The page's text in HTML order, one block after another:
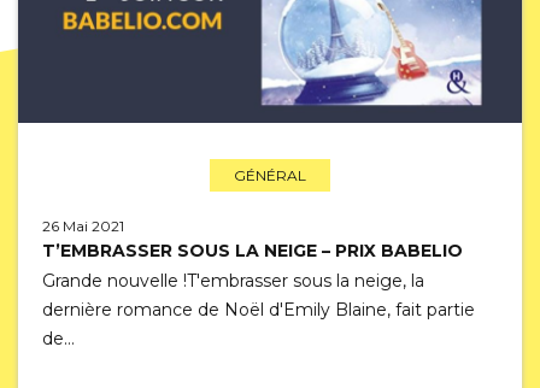
GÉNÉRAL
26 Mai 2021
T’EMBRASSER SOUS LA NEIGE – PRIX BABELIO
Grande nouvelle !T'embrasser sous la neige, la
dernière romance de Noël d'Emily Blaine, fait partie
de…